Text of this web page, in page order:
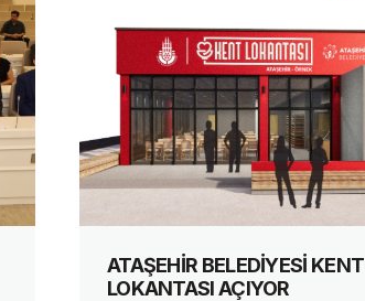
ATAŞEHİR BELEDİYESİ KENT
LOKANTASI AÇIYOR